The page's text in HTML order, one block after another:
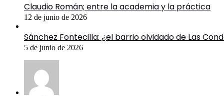
Claudio Román; entre la academia y la práctica
12 de junio de 2026
Sánchez Fontecilla: ¿el barrio olvidado de Las
5 de junio de 2026